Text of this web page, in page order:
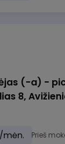
(-a) -
8,
mėn. Prieš